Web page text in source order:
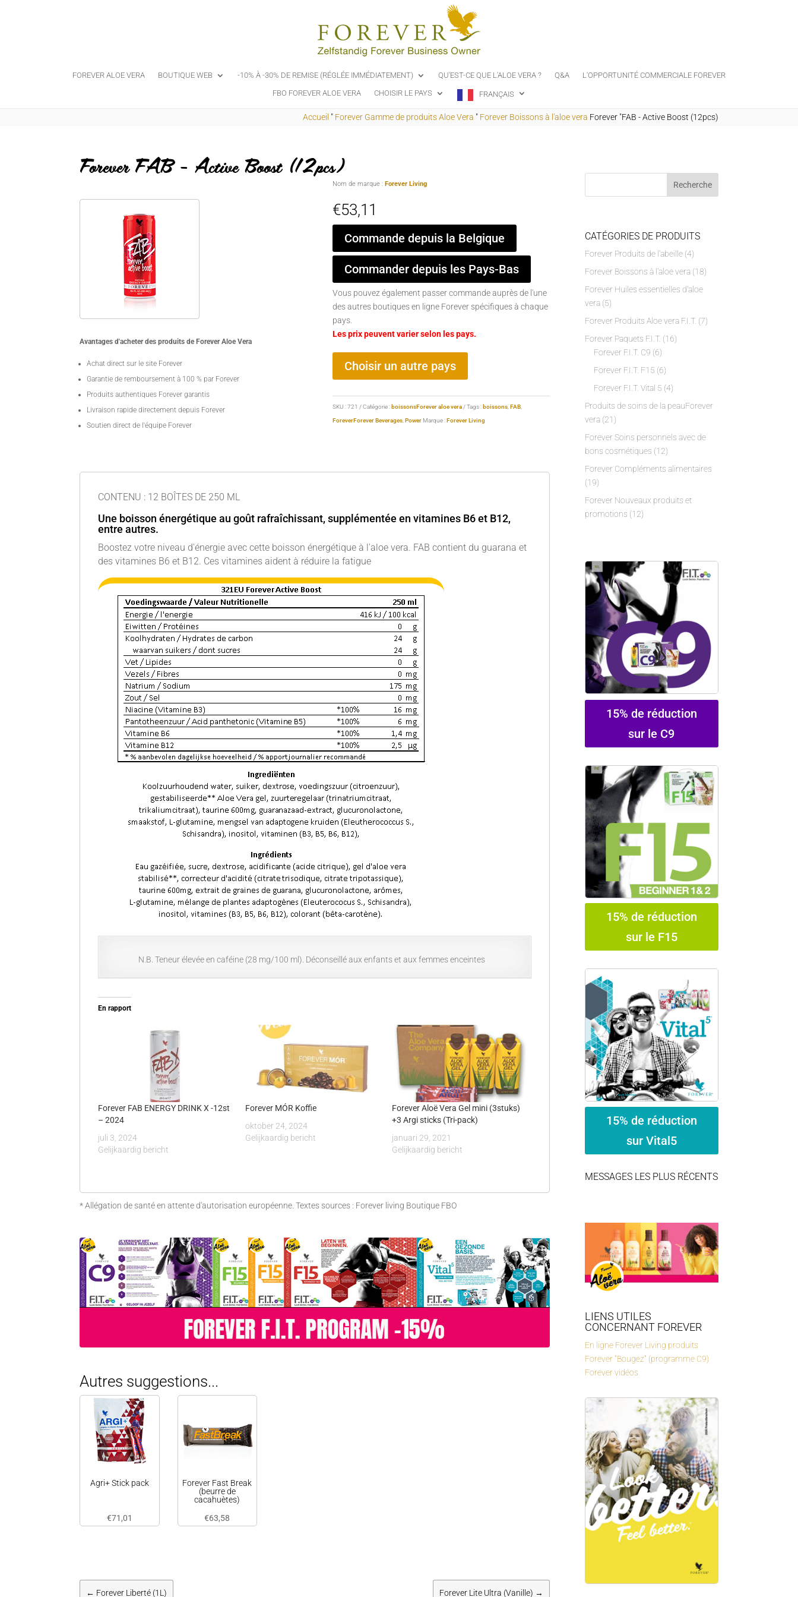
FOREVER ALOE VERA BOUTIQUE WEB -10% À -30% DE REMISE (RÉGLÉE IMMÉDIATEMENT) QU'EST-CE QUE L'ALOE VERA ? Q&A
L'OPPORTUNITÉ COMMERCIALE FOREVER
FBO FOREVER ALOE VERA
CHOISIR LE PAYS FRANÇAIS
Accueil " Forever Gamme de produits Aloe Vera " Forever Boissons à l'aloe vera Forever "FAB - Active Boost (12pcs)
Forever FAB - Active Boost (12pcs)
Avantages d'acheter des produits de Forever Aloe Vera
Achat direct sur le site Forever
Garantie de remboursement à 100 % par Forever
Produits authentiques Forever garantis
Livraison rapide directement depuis Forever
Soutien direct de l'équipe Forever
Nom de marque : Forever Living
€53,11
Commande depuis la Belgique
Commander depuis les Pays-Bas
Vous pouvez également passer commande auprès de l'une
des autres boutiques en ligne Forever spécifiques à chaque
pays.
Les prix peuvent varier selon les pays.
Choisir un autre pays
SKU :721 Catégorie : boissonsForever aloe vera Tags : boissons, FAB,
ForeverForever Beverages, Power Marque : Forever Living
CONTENU : 12 BOÎTES DE 250 ML
Une boisson énergétique au goût rafraîchissant, supplémentée en vitamines B6 et B12,
entre autres.
Boostez votre niveau d'énergie avec cette boisson énergétique à l'aloe vera. FAB contient du guarana et
des vitamines B6 et B12. Ces vitamines aident à réduire la fatigue
N.B. Teneur élevée en caféine (28 mg/100 ml). Déconseillé aux enfants et aux femmes enceintes
En rapport
Forever FAB ENERGY DRINK X -12st
– 2024
juli 3, 2024
Gelijkaardig bericht
Forever MÓR Koffie
oktober 24, 2024
Gelijkaardig bericht
Forever Aloë Vera Gel mini (3stuks)
+3 Argi sticks (Tri-pack)
januari 29, 2021
Gelijkaardig bericht
* Allégation de santé en attente d'autorisation européenne. Textes sources : Forever living Boutique FBO
Autres suggestions...
Agri+ Stick pack
€71,01
Forever Fast Break
(beurre de
cacahuètes)
€63,58
← Forever Liberté (1L) Forever Lite Ultra (Vanille) →
CATÉGORIES DE PRODUITS
Forever Produits de l'abeille (4)
Forever Boissons à l'aloe vera (18)
Forever Huiles essentielles d'aloe
vera (5)
Forever Produits Aloe vera F.I.T. (7)
Forever Paquets F.I.T. (16)
Forever F.I.T. C9 (6)
Forever F.I.T. F15 (6)
Forever F.I.T. Vital 5 (4)
Produits de soins de la peauForever
vera (21)
Forever Soins personnels avec de
bons cosmétiques (12)
Forever Compléments alimentaires
(19)
Forever Nouveaux produits et
promotions (12)
15% de réduction
sur le C9
15% de réduction
sur le F15
15% de réduction
sur Vital5
MESSAGES LES PLUS RÉCENTS
LIENS UTILES
CONCERNANT FOREVER
En ligne Forever Living produits
Forever "Bougez" (programme C9)
Forever vidéos